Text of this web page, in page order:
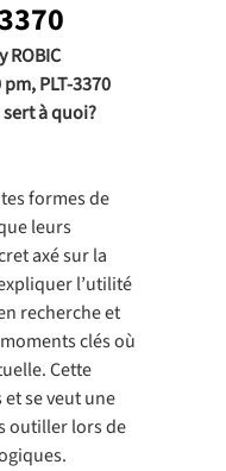
ROBIC
PLT-3370
à quoi?
formes de
leurs
axé sur la
l’utilité
recherche et
clés où
Cette
se veut une
outiller lors de